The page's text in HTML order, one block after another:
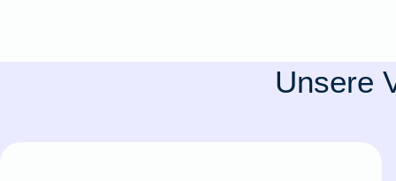
Unsere